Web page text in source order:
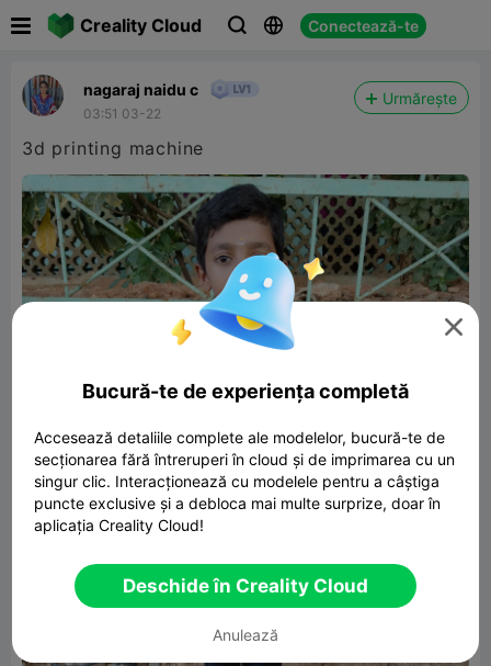
Creality Cloud   Conectează-te
nagaraj naidu c
03:51 03-22
Urmărește
3d printing machine

Bucură-te de experiența completă
Accesează detaliile complete ale modelelor, bucură-te de
secționarea fără întreruperi în cloud și de imprimarea cu un
singur clic. Interacționează cu modelele pentru a câștiga
puncte exclusive și a debloca mai multe surprize, doar în
aplicația Creality Cloud!
Deschide în Creality Cloud
Anulează